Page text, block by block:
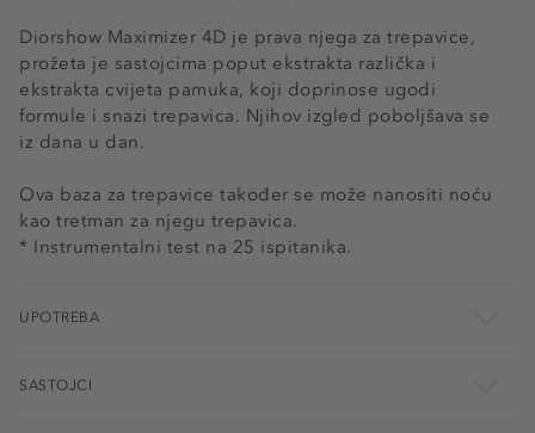
Diorshow Maximizer 4D je prava njega za trepavice,
prožeta je sastojcima poput ekstrakta različka i
ekstrakta cvijeta pamuka, koji doprinose ugodi
formule i snazi trepavica. Njihov izgled poboljšava se
iz dana u dan.
Ova baza za trepavice također se može nanositi noću
kao tretman za njegu trepavica.
* Instrumentalni test na 25 ispitanika.
UPOTREBA
SASTOJCI